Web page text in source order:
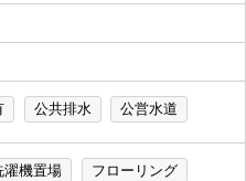
公共排水 公営水道
濯機置場 フローリング